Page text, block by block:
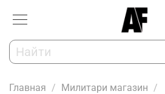
Главная
Милитари магазин